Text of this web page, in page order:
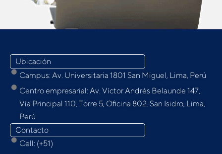
Ubicación
Campus: Av. Universitaria 1801 San Miguel, Lima, Perú
Centro empresarial: Av. Víctor Andrés Belaunde 147,
Vía Principal 110, Torre 5, Oﬁcina 802. San Isidro, Lima,
Perú
Contacto
Cell: (+51)